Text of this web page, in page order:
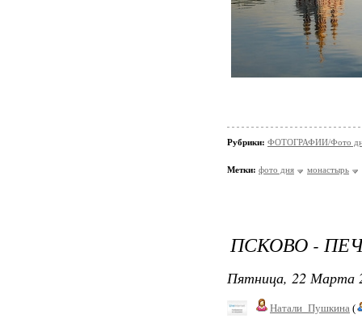
Рубрики: ФОТОГРАФИИ/Фото
Метки: фото дня монастырь
ПСКОВО -
Пятница, 22 Марта
Натали_Пушкина (